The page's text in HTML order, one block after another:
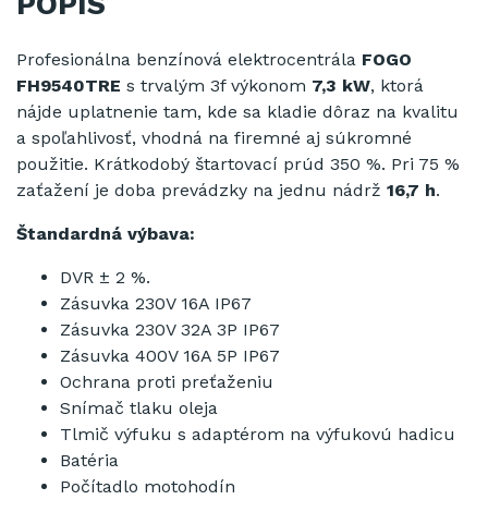
Profesionálna benzínová elektrocentrála FOGO
FH9540TRE s trvalým 3f výkonom 7,3 kW, ktorá
nájde uplatnenie tam, kde sa kladie dôraz na kvalitu
a spoľahlivosť, vhodná na firemné aj súkromné
použitie. Krátkodobý štartovací prúd 350 %. Pri 75 %
zaťažení je doba prevádzky na jednu nádrž 16,7 h.
Štandardná výbava:
DVR ± 2 %.
Zásuvka 230V 16A IP67
Zásuvka 230V 32A 3P IP67
Zásuvka 400V 16A 5P IP67
Ochrana proti preťaženiu
Snímač tlaku oleja
Tlmič výfuku s adaptérom na výfukovú hadicu
Batéria
Počítadlo motohodín